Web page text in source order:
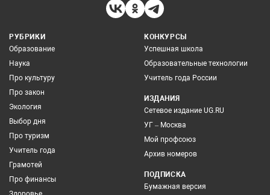
РУБРИКИ
Образование
Наука
Про культуру
Про закон
Экология
Выбор дня
Про туризм
Учитель года
Грамотей
Про финансы
КОНКУРСЫ
Успешная школа
Образовательные технологии
Учитель года России
ИЗДАНИЯ
Сетевое издание UG.RU
УГ – Москва
Мой профсоюз
Архив номеров
ПОДПИСКА
Бумажная версия